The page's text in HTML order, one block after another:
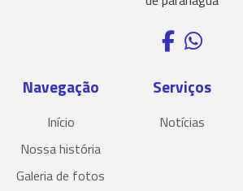
Navegação
Início
Nossa história
Galeria de fotos
Serviços
Notícias